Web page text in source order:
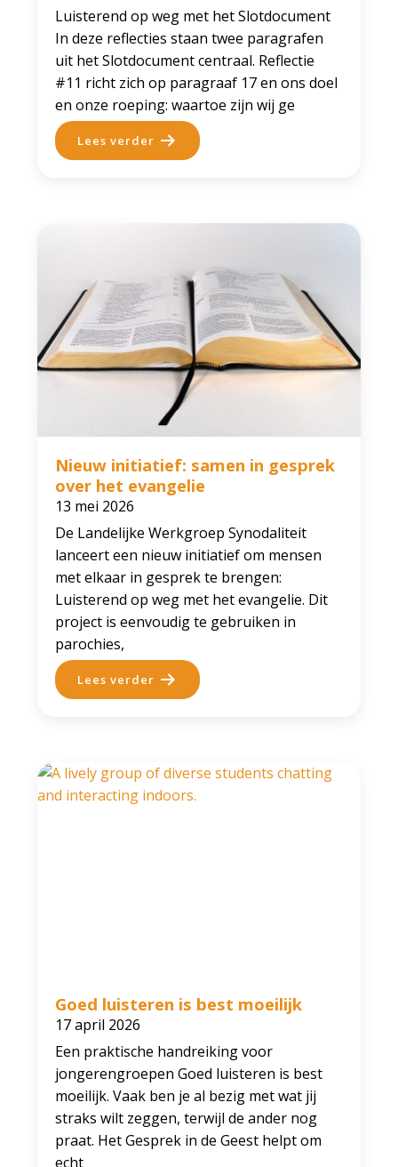
Luisterend op weg met het Slotdocument
In deze reflecties staan twee paragrafen
uit het Slotdocument centraal. Reflectie
#11 richt zich op paragraaf 17 en ons doel
en onze roeping: waartoe zijn wij ge
Lees verder
Nieuw initiatief: samen in gesprek
over het evangelie
13 mei 2026
De Landelijke Werkgroep Synodaliteit
lanceert een nieuw initiatief om mensen
met elkaar in gesprek te brengen:
Luisterend op weg met het evangelie. Dit
project is eenvoudig te gebruiken in
parochies,
Lees verder
Goed luisteren is best moeilijk
17 april 2026
Een praktische handreiking voor
jongerengroepen Goed luisteren is best
moeilijk. Vaak ben je al bezig met wat jij
straks wilt zeggen, terwijl de ander nog
praat. Het Gesprek in de Geest helpt om
echt